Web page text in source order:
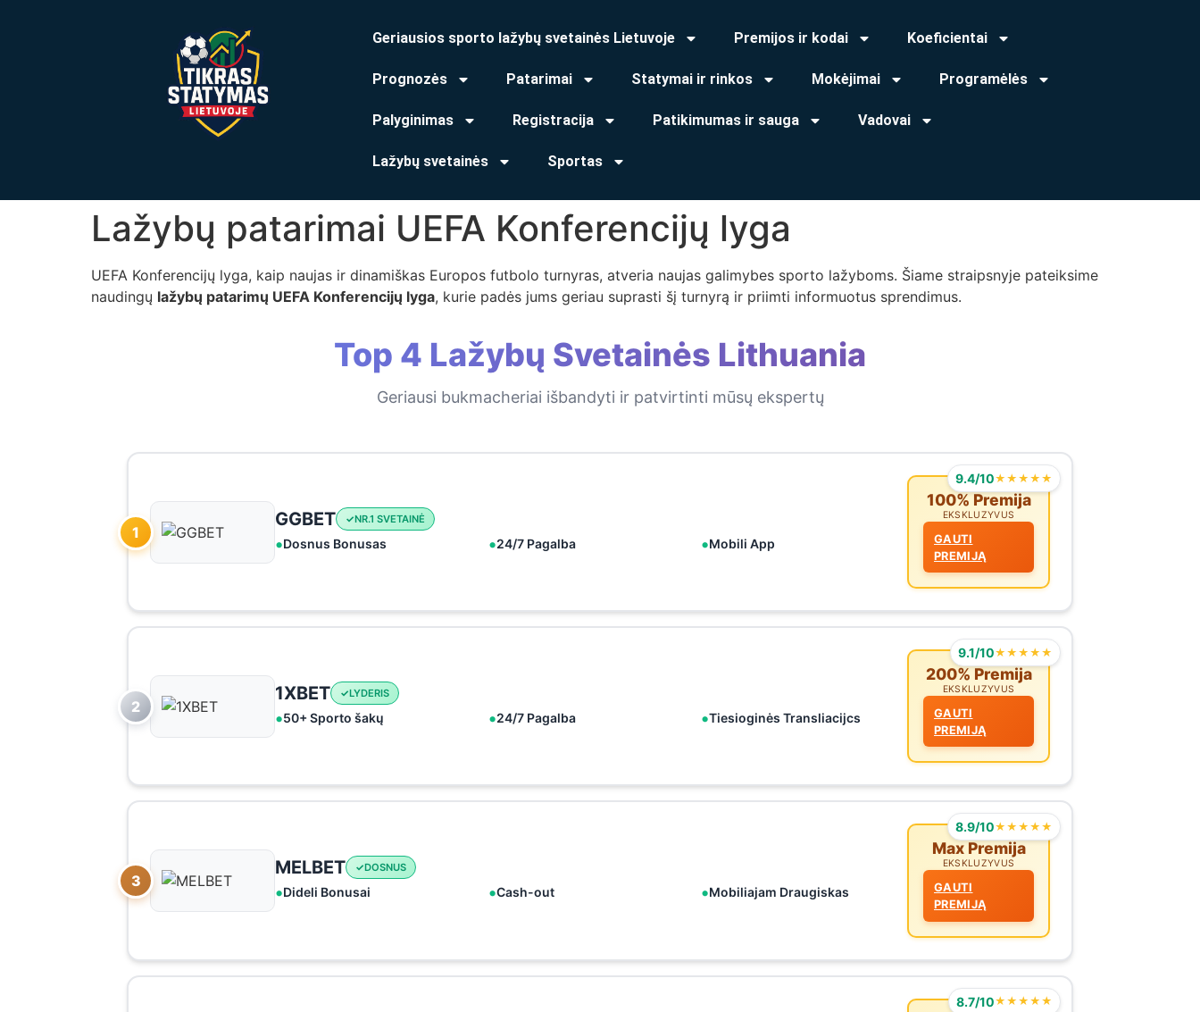
Geriausios sporto lažybų svetainės Lietuvoje Premijos ir kodai Koeficientai
Prognozės Patarimai Statymai ir rinkos Mokėjimai Programėlės
Palyginimas Registracija Patikimumas ir sauga Vadovai
Lažybų svetainės Sportas
Lažybų patarimai UEFA Konferencijų lyga
UEFA Konferencijų lyga, kaip naujas ir dinamiškas Europos futbolo turnyras, atveria naujas galimybes sporto lažyboms. Šiame straipsnyje pateiksime
naudingų lažybų patarimų UEFA Konferencijų lyga, kurie padės jums geriau suprasti šį turnyrą ir priimti informuotus sprendimus.
Top 4 Lažybų Svetainės Lithuania
Geriausi bukmacheriai išbandyti ir patvirtinti mūsų ekspertų
1
9.4/10★★★★★
GGBET NR.1 SVETAINĖ
Dosnus Bonusas 24/7 Pagalba Mobili App
100% Premija
EKSKLUZYVUS
GAUTI
PREMIJĄ
2
9.1/10★★★★★
1XBET LYDERIS
50+ Sporto šakų 24/7 Pagalba Tiesioginės Transliacijcs
200% Premija
EKSKLUZYVUS
GAUTI
PREMIJĄ
3
8.9/10★★★★★
MELBET DOSNUS
Dideli Bonusai Cash-out Mobiliajam Draugiskas
Max Premija
EKSKLUZYVUS
GAUTI
PREMIJĄ
8.7/10★★★★★